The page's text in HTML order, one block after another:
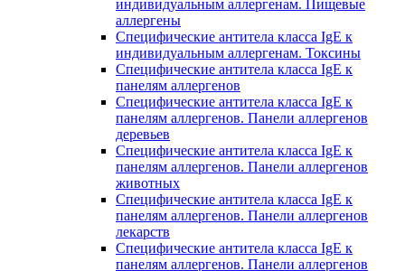
индивидуальным аллергенам. Пищевые
аллергены
Специфические антитела класса IgE к
индивидуальным аллергенам. Токсины
Специфические антитела класса IgE к
панелям аллергенов
Специфические антитела класса IgE к
панелям аллергенов. Панели аллергенов
деревьев
Специфические антитела класса IgE к
панелям аллергенов. Панели аллергенов
животных
Специфические антитела класса IgE к
панелям аллергенов. Панели аллергенов
лекарств
Специфические антитела класса IgE к
панелям аллергенов. Панели аллергенов